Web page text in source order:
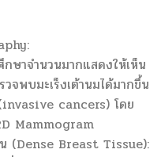
กษาจำนวนมากแสดงให้เห็น
จพบมะเร็งเต้านมได้มากขึ้น
(invasive cancers) โดย
Mammogram
(Dense Breast Tissue):